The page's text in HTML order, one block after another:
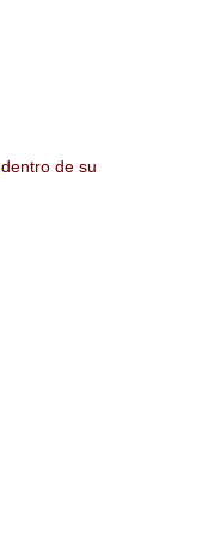
dentro de su